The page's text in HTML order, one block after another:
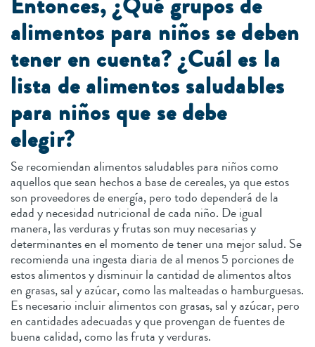
Entonces, ¿Qué grupos de
alimentos para niños se deben
tener en cuenta? ¿Cuál es la
lista de alimentos saludables
para niños que se debe
elegir?
Se recomiendan alimentos saludables para niños como
aquellos que sean hechos a base de cereales, ya que estos
son proveedores de energía, pero todo dependerá de la
edad y necesidad nutricional de cada niño. De igual
manera, las verduras y frutas son muy necesarias y
determinantes en el momento de tener una mejor salud. Se
recomienda una ingesta diaria de al menos 5 porciones de
estos alimentos y disminuir la cantidad de alimentos altos
en grasas, sal y azúcar, como las malteadas o hamburguesas.
Es necesario incluir alimentos con grasas, sal y azúcar, pero
en cantidades adecuadas y que provengan de fuentes de
buena calidad, como las fruta y verduras.